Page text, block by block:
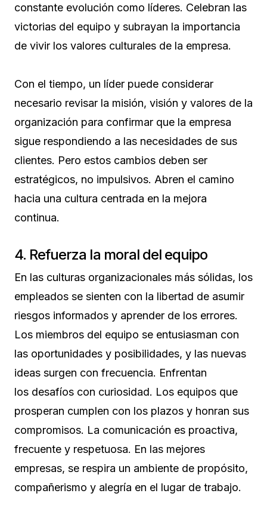
constante evolución como líderes. Celebran las
victorias del equipo y subrayan la importancia
de vivir los valores culturales de la empresa.
Con el tiempo, un líder puede considerar
necesario revisar la misión, visión y valores de la
organización para confirmar que la empresa
sigue respondiendo a las necesidades de sus
clientes. Pero estos cambios deben ser
estratégicos, no impulsivos. Abren el camino
hacia una cultura centrada en la mejora
continua.
4. Refuerza la moral del equipo
En las culturas organizacionales más sólidas, los
empleados se sienten con la libertad de asumir
riesgos informados y aprender de los errores.
Los miembros del equipo se entusiasman con
las oportunidades y posibilidades, y las nuevas
ideas surgen con frecuencia. Enfrentan
los desafíos con curiosidad. Los equipos que
prosperan cumplen con los plazos y honran sus
compromisos. La comunicación es proactiva,
frecuente y respetuosa. En las mejores
empresas, se respira un ambiente de propósito,
compañerismo y alegría en el lugar de trabajo.